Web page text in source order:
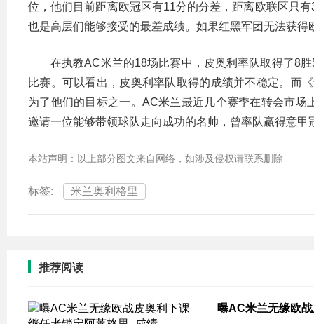
位，他们目前距离欧冠区有11分的分差，距离欧联区只
也是高层们能够接受的最差成绩。如果红黑军团无法获
在执教AC米兰的18场比赛中，皮奥利率队取得了8
比赛。可以看出，皮奥利率队取得的成绩并不稳定。而
为了他们的目标之一。AC米兰最近几个赛季在转会市
邀请一位能够带领球队走向成功的名帅，曾率队赢得意
本站声明：以上部分图文来自网络，如涉及侵权请联系删除
标签: 米兰奥利格里
推荐阅读
曝AC米兰无缘欧